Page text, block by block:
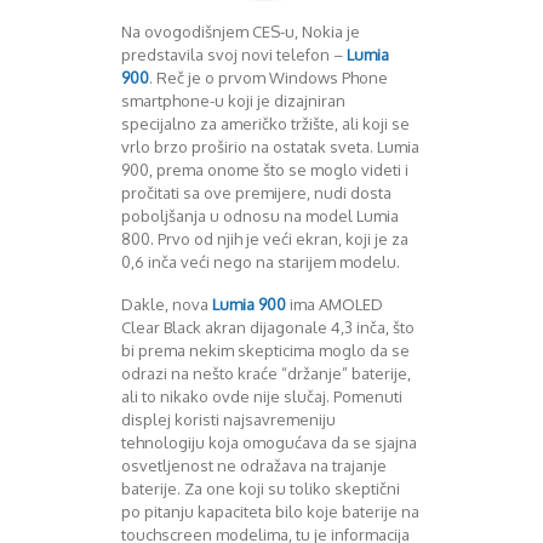
Upoređivanje modela
Windows Phone
Maj 2013
Juni 2013
August 2013
Septembar 2013
Oktobar 2013
Novembar 2013
Decembar 2013
Januar 2014
Februar 2014
Mart 2014
April 2014
Maj 2014
Juni 2014
August 2014
Septembar 2014
Oktobar 2014
Novembar 2014
Na ovogodišnjem CES-u, Nokia je
predstavila svoj novi telefon –Lumia
900. Reč je o prvom Windows Phone
smartphone-u koji je dizajniran
specijalno za američko tržište, ali koji se
vrlo brzo proširio na ostatak sveta. Lumia
900, prema onome što se moglo videti i
pročitati sa ove premijere, nudi dosta
poboljšanja u odnosu na model Lumia
800. Prvo od njih je veći ekran, koji je za
0,6 inča veći nego na starijem modelu.
Dakle, nova Lumia 900 ima AMOLED
Clear Black akran dijagonale 4,3 inča, što
bi prema nekim skepticima moglo da se
odrazi na nešto kraće “držanje” baterije,
ali to nikako ovde nije slučaj. Pomenuti
displej koristi najsavremeniju
tehnologiju koja omogućava da se sjajna
osvetljenost ne odražava na trajanje
baterije. Za one koji su toliko skeptični
po pitanju kapaciteta bilo koje baterije na
touchscreen modelima, tu je informacija